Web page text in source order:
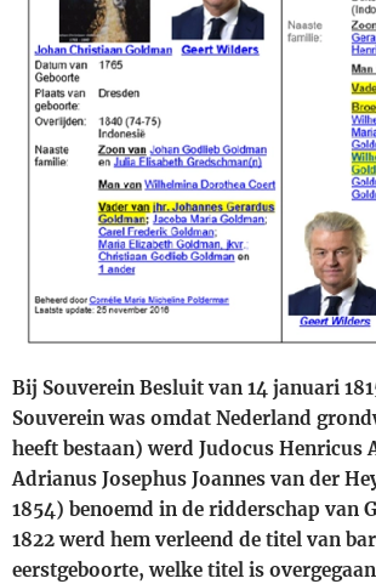
Bij Souverein Besluit van 14 januari
Souverein was omdat Nederland
heeft bestaan) werd Judocus Henricus
Adrianus Josephus Joannes van der
1854) benoemd in de ridderschap van
1822 werd hem verleend de titel van
eerstgeboorte, welke titel is